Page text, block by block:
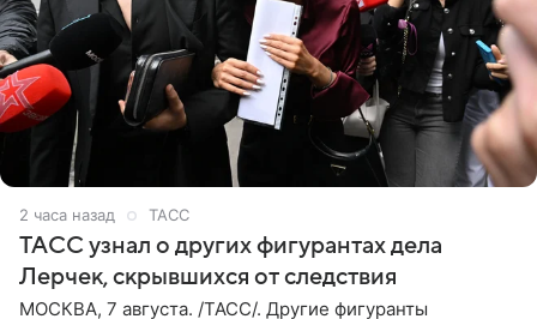
2 часа назад ТАСС
ТАСС узнал о других фигурантах дела
Лерчек, скрывшихся от следствия
МОСКВА, 7 августа. /ТАСС/. Другие фигуранты